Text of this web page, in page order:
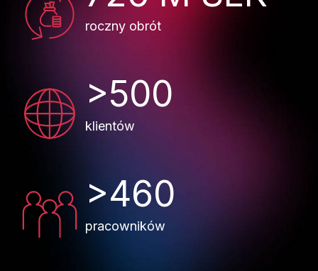
roczny obrót
>500
klientów
>460
pracowników